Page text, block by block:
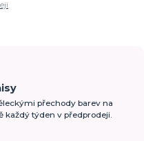
přechody barev na
každý týden v předprodeji.